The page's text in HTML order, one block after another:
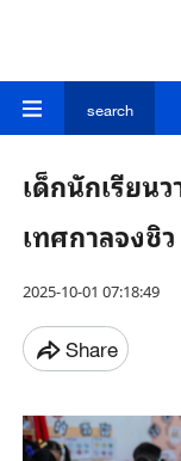
search
เด็กนักเรียน
เทศกาลจงชิว
2025-10-01 07:18:49
Share